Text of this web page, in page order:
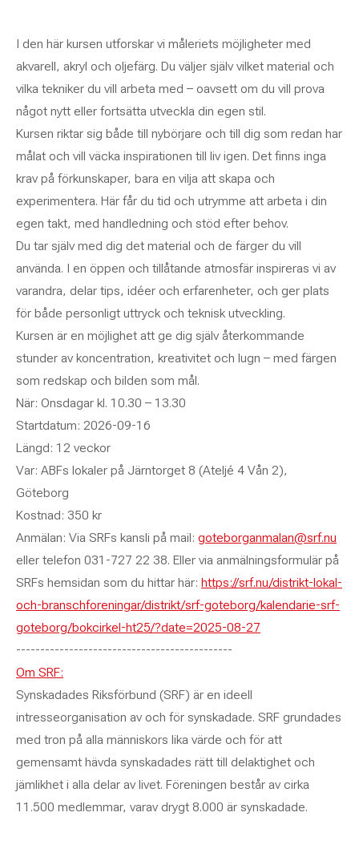
I den här kursen utforskar vi måleriets möjligheter med
akvarell, akryl och oljefärg. Du väljer själv vilket material och
vilka tekniker du vill arbeta med – oavsett om du vill prova
något nytt eller fortsätta utveckla din egen stil.
Kursen riktar sig både till nybörjare och till dig som redan har
målat och vill väcka inspirationen till liv igen. Det finns inga
krav på förkunskaper, bara en vilja att skapa och
experimentera. Här får du tid och utrymme att arbeta i din
egen takt, med handledning och stöd efter behov.
Du tar själv med dig det material och de färger du vill
använda. I en öppen och tillåtande atmosfär inspireras vi av
varandra, delar tips, idéer och erfarenheter, och ger plats
för både personligt uttryck och teknisk utveckling.
Kursen är en möjlighet att ge dig själv återkommande
stunder av koncentration, kreativitet och lugn – med färgen
som redskap och bilden som mål.
När: Onsdagar kl. 10.30 – 13.30
Startdatum: 2026-09-16
Längd: 12 veckor
Var: ABFs lokaler på Järntorget 8 (Ateljé 4 Vån 2),
Göteborg
Kostnad: 350 kr
Anmälan: Via SRFs kansli på mail: goteborganmalan@srf.nu
eller telefon 031-727 22 38. Eller via anmälningsformulär på
SRFs hemsidan som du hittar här: https://srf.nu/distrikt-lokal-
och-branschforeningar/distrikt/srf-goteborg/kalendarie-srf-
goteborg/bokcirkel-ht25/?date=2025-08-27
---------------------------------------------
Om SRF:
Synskadades Riksförbund (SRF) är en ideell
intresseorganisation av och för synskadade. SRF grundades
med tron på alla människors lika värde och för att
gemensamt hävda synskadades rätt till delaktighet och
jämlikhet i alla delar av livet. Föreningen består av cirka
11.500 medlemmar, varav drygt 8.000 är synskadade.